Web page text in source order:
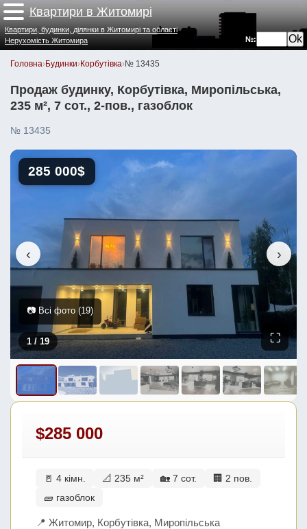
Квартири в Житомирі
№:
Квартири, будинки, ділянки в Житомирі та області
Нерухомість Житомира
Головна›Будинки›Корбутівка›№ 13435
Продаж будинку, Корбутівка, Миропільська,
235 м², 7 сот., 2-пов., газоблок
№ 13435
‹ ›
285 000$
1 / 19 ⛶
📷 Всі фото (19)
$285 000
🚪 4 кімн. 📐 235 м² 🏡 7 сот.
🏢 2 пов.
🧱 газоблок
📍 Житомир, Корбутівка, Миропільська